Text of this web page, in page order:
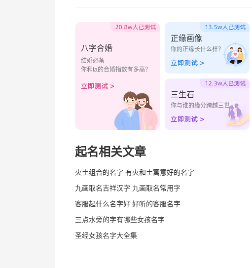
八字合婚
结婚必备
你和ta的合婚指数有多高？
正缘画像
你的正缘长什么样？
三生石
你与谁的缘分跨越三世
起名相关文章
火土组合的名字 有火和土寓意好的名字
九画取名吉祥汉字 九画取名常用字
客服起什么名字好 好听的客服名字
三点水旁的字有哪些女孩名字
圣经女孩名字大全集